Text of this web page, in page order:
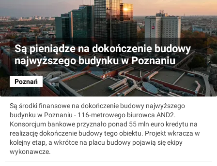
Są pieniądze na dokończenie budowy
najwyższego budynku w Poznaniu
Poznań
Są środki finansowe na dokończenie budowy najwyższego
budynku w Poznaniu - 116-metrowego biurowca AND2.
Konsorcjum bankowe przyznało ponad 55 mln euro kredytu na
realizację dokończenie budowy tego obiektu. Projekt wkracza w
kolejny etap, a wkrótce na placu budowy pojawią się ekipy
wykonawcze.